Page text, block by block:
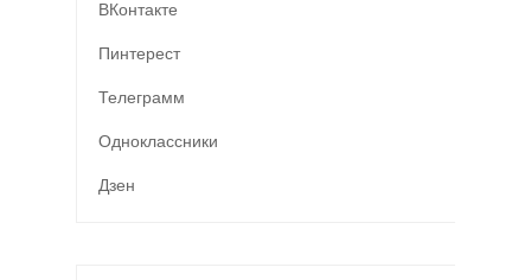
ВКонтакте
Пинтерест
Телеграмм
Одноклассники
Дзен